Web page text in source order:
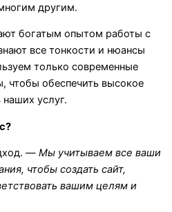
другим.
богатым опытом работы с
все тонкости и нюансы
только современные
чтобы обеспечить высокое
услуг.
— Мы учитываем все ваши
чтобы создать сайт,
вашим целям и